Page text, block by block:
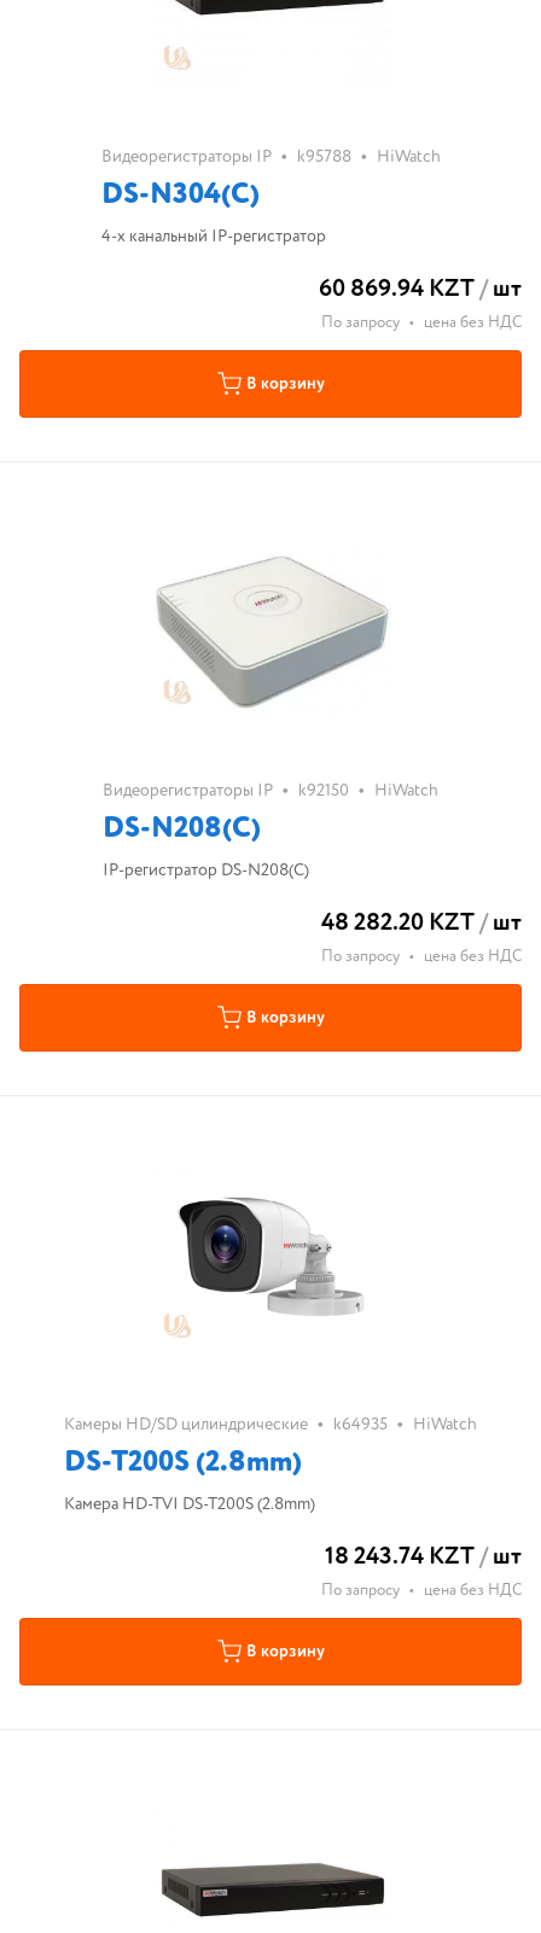
Видеорегистраторы IP • k95788 • HiWatch
DS-N304(C)
4-х канальный IP-регистратор
60 869.94 KZT/шт
По запросу • цена без НДС
В корзину
Видеорегистраторы IP • k92150 • HiWatch
DS-N208(C)
IP-регистратор DS-N208(C)
48 282.20 KZT/шт
По запросу • цена без НДС
В корзину
Камеры HD/SD цилиндрические • k64935 • HiWatch
DS-T200S (2.8mm)
Камера HD-TVI DS-T200S (2.8mm)
18 243.74 KZT/шт
По запросу • цена без НДС
В корзину